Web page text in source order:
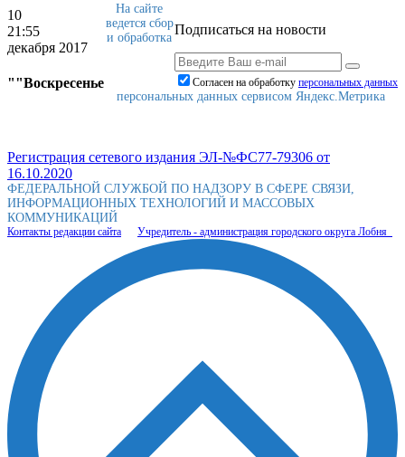
10
21:55
декабря 2017
""Воскресенье
Подписаться на новости
Согласен на обработку персональныx данных
На сайте
ведется сбор
и обработка
персональных данных сервисом Яндекс.Метрика
Регистрация сетевого издания ЭЛ-№ФС77-79306 от
16.10.2020
ФЕДЕРАЛЬНОЙ СЛУЖБОЙ ПО НАДЗОРУ В СФЕРЕ СВЯЗИ,
ИНФОРМАЦИОННЫХ ТЕХНОЛОГИЙ И МАССОВЫХ
КОММУНИКАЦИЙ
Контакты редакции сайта Учредитель - администрация городского округа Лобня